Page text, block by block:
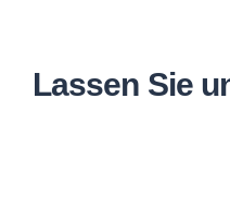
Lassen Sie